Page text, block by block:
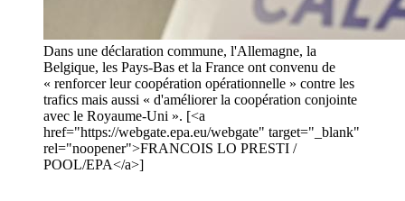
Dans une déclaration commune, l'Allemagne, la
Belgique, les Pays-Bas et la France ont convenu de
« renforcer leur coopération opérationnelle » contre les
trafics mais aussi « d'améliorer la coopération conjointe
avec le Royaume-Uni ». [<a
href="https://webgate.epa.eu/webgate" target="_blank"
rel="noopener">FRANCOIS LO PRESTI /
POOL/EPA</a>]